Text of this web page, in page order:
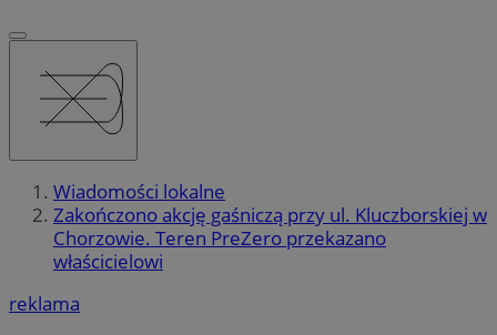
Wiadomości lokalne
Zakończono akcję gaśniczą przy ul. Kluczborskiej w
Chorzowie. Teren PreZero przekazano
właścicielowi
reklama